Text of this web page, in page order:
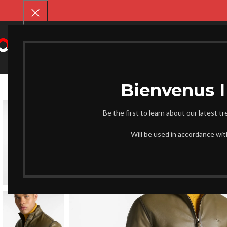
Be the first to learn about our latest
Will be used in accordance